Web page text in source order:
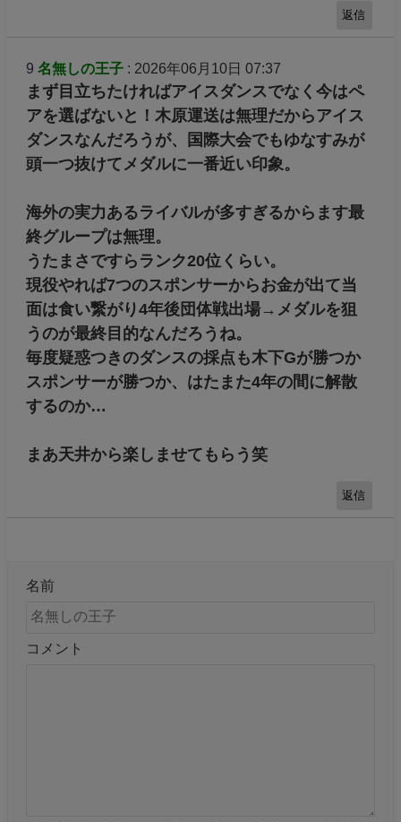
返信
9 名無しの王子: 2026年06月10日 07:37
まず目立ちたければアイスダンスでなく今はペ
アを選ばないと！木原運送は無理だからアイス
ダンスなんだろうが、国際大会でもゆなすみが
頭一つ抜けてメダルに一番近い印象。
海外の実力あるライバルが多すぎるからます最
終グループは無理。
うたまさですらランク20位くらい。
現役やれば7つのスポンサーからお金が出て当
面は食い繋がり4年後団体戦出場→メダルを狙
うのが最終目的なんだろうね。
毎度疑惑つきのダンスの採点も木下Gが勝つか
スポンサーが勝つか、はたまた4年の間に解散
するのか…
まあ天井から楽しませてもらう笑
返信
名前
コメント